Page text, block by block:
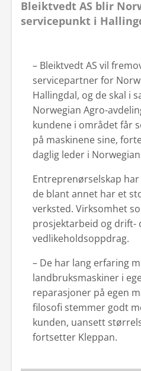
Bleiktvedt AS blir
servicepunkt i
– Bleiktvedt AS vil
servicepartner for
Hallingdal, og de skal i
Norwegian Agro-
kundene i området får
på maskinene sine,
daglig leder i
Entreprenørselskap
de blant annet har et
verksted. Virksomhet
prosjektarbeid og drift-
vedlikeholdsoppdrag.
– De har lang erfaring
landbruksmaskiner i
reparasjoner på egen
filosofi stemmer godt
kunden, uansett
fortsetter Kleppan.